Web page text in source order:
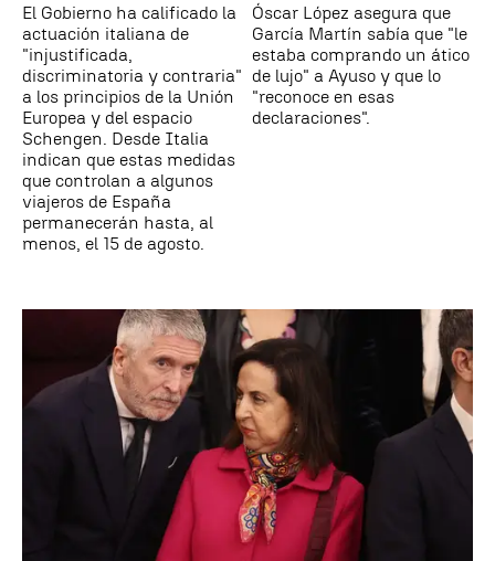
El Gobierno ha calificado la
actuación italiana de
"injustificada,
discriminatoria y contraria"
a los principios de la Unión
Europea y del espacio
Schengen. Desde Italia
indican que estas medidas
que controlan a algunos
viajeros de España
permanecerán hasta, al
menos, el 15 de agosto.
Óscar López asegura que
García Martín sabía que "le
estaba comprando un ático
de lujo" a Ayuso y que lo
"reconoce en esas
declaraciones".